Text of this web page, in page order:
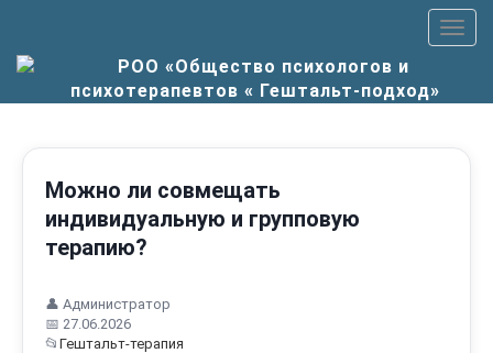
Можно ли совмещать
индивидуальную и групповую
терапию?
👤 Администратор
📅 27.06.2026
📂 Гештальт-терапия